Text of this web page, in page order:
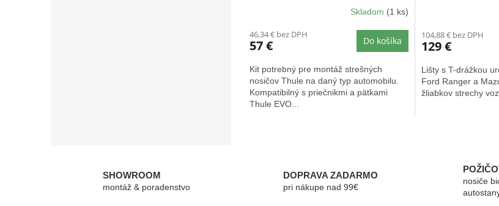
Skladom (1 ks)
46,34 € bez DPH
57 € Do košíka
Kit potrebný pre montáž strešných
nosičov Thule na daný typ automobilu.
Kompatibilný s priečnikmi a pätkami
Thule EVO...
104,88 € bez DPH
129 €
Lišty s T-drážkou
Ford Ranger a
žliabkov strechy
SHOWROOM
montáž & poradenstvo
DOPRAVA ZADARMO
pri nákupe nad 99€
nosiče